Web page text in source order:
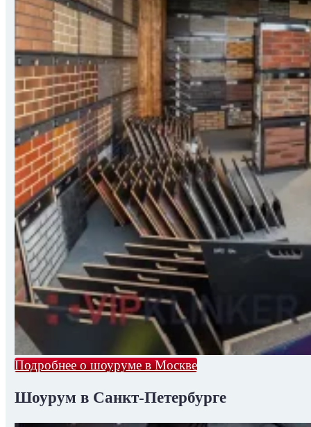
Подробнее о шоуруме в Москве
Шоурум в Санкт-Петербурге